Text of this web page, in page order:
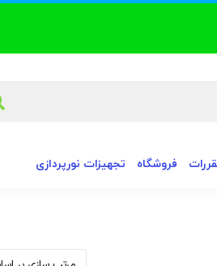
فروشگاه تجهیزات نورپردازی